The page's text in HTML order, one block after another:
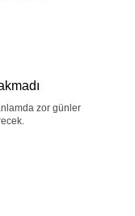
zor günler